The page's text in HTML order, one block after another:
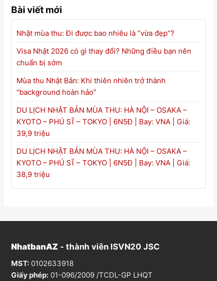
Bài viết mới
Nhật mùa thu: Đi được bao nhiêu là “vừa đẹp”?
Visa Nhật 2026 có gì thay đổi? Những điều bạn nên
chuẩn bị sớm
Mùa thu Nhật Bản: Khi thiên nhiên trở thành
“background hoàn hảo”
DU LỊCH NHẬT BẢN MÙA THU: HÀ NỘI – OSAKA –
KYOTO – PHÚ SĨ – TOKYO | 6N5Đ | Bay: VNA | Giá:
39,9 triệu
DU LỊCH NHẬT BẢN MÙA THU: HÀ NỘI – OSAKA –
KYOTO – PHÚ SĨ – TOKYO | 6N5Đ | Bay: VNA | Giá:
38,9 triệu
NhatbanAZ - thành viên ISVN20 JSC
MST: 0102633918
Giấy phép: 01-096/2009 /TCDL-GP LHQT